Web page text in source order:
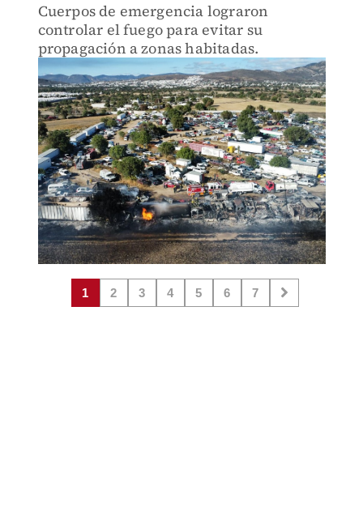
Cuerpos de emergencia lograron
controlar el fuego para evitar su
propagación a zonas habitadas.
1 2 3 4 5 6 7